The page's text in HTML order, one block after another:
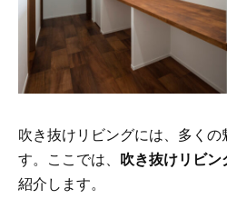
吹き抜けリビングには、多くの
す。ここでは、
吹き抜けリビン
紹介します。